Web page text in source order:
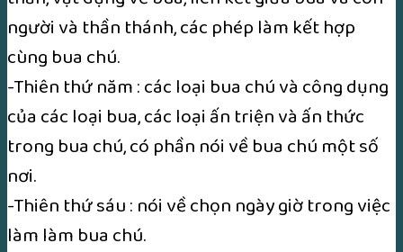
người và thần thánh, các phép làm kết hợp
cùng bua chú.
-Thiên thứ năm : các loại bua chú và công dụng
của các loại bua, các loại ấn triện và ấn thức
trong bua chú, có phần nói về bua chú một số
nơi.
-Thiên thứ sáu : nói về chọn ngày giờ trong việc
làm làm bua chú.